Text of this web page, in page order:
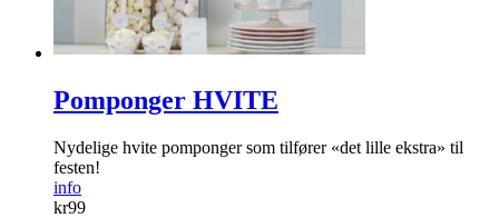
Pomponger HVITE
Nydelige hvite pomponger som tilfører «det lille ekstra» til
festen!
info
kr99